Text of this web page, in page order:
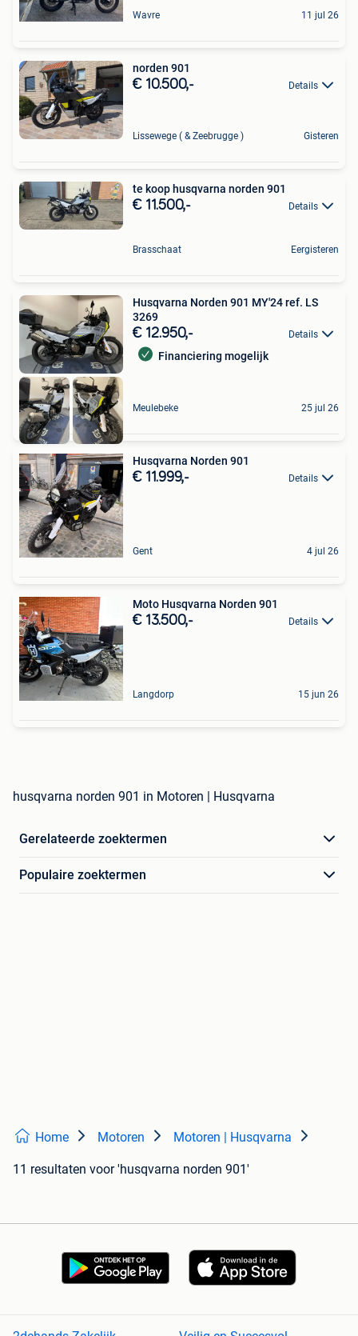
Wavre 11 jul 26
norden 901
€ 10.500,- Details
Lissewege ( & Zeebrugge ) Gisteren
te koop husqvarna norden 901
€ 11.500,- Details
Brasschaat Eergisteren
Husqvarna Norden 901 MY'24 ref. LS
3269
€ 12.950,- Details
Financiering mogelijk
Meulebeke 25 jul 26
Husqvarna Norden 901
€ 11.999,- Details
Gent 4 jul 26
Moto Husqvarna Norden 901
€ 13.500,- Details
Langdorp 15 jun 26
husqvarna norden 901 in Motoren | Husqvarna
Gerelateerde zoektermen
Populaire zoektermen
Home Motoren Motoren | Husqvarna
11 resultaten voor 'husqvarna norden 901'